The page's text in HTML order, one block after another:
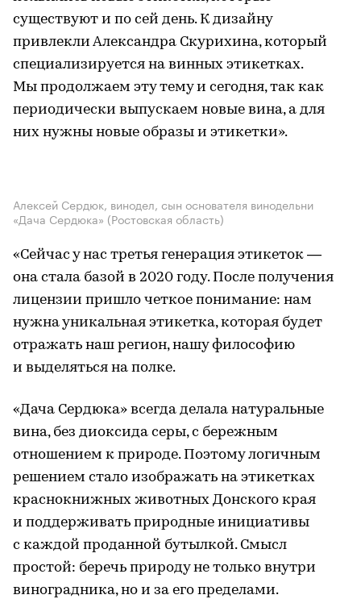
существуют и по сей день. К дизайну
привлекли Александра Скурихина, который
специализируется на винных этикетках.
Мы продолжаем эту тему и сегодня, так как
периодически выпускаем новые вина, а для
них нужны новые образы и этикетки».
Алексей Сердюк, винодел, сын основателя винодельни
«Дача Сердюка» (Ростовская область)
«Сейчас у нас третья генерация этикеток —
она стала базой в 2020 году. После получения
лицензии пришло четкое понимание: нам
нужна уникальная этикетка, которая будет
отражать наш регион, нашу философию
и выделяться на полке.
«Дача Сердюка» всегда делала натуральные
вина, без диоксида серы, с бережным
отношением к природе. Поэтому логичным
решением стало изображать на этикетках
краснокнижных животных Донского края
и поддерживать природные инициативы
с каждой проданной бутылкой. Смысл
простой: беречь природу не только внутри
виноградника, но и за его пределами.